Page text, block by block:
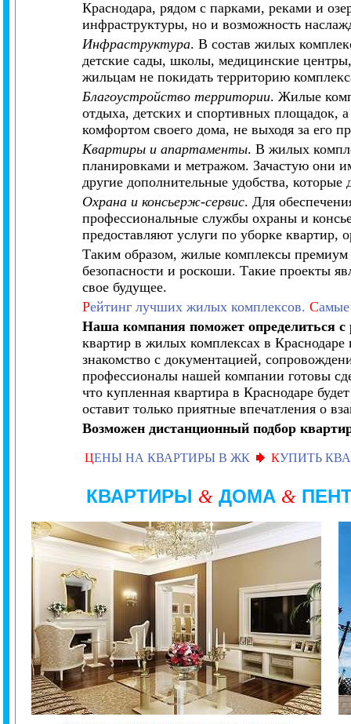
Краснодара, рядом с парками, реками и
инфраструктуры, но и возможность
Инфраструктура. В состав жилых
детские сады, школы, медицинские
жильцам не покидать территорию
Благоустройство территории. Жилые
отдыха, детских и спортивных площадок,
комфортом своего дома, не выходя за его
Квартиры и апартаменты. В жилых
планировками и метражом. Зачастую они
другие дополнительные удобства,
Охрана и консьерж-сервис. Для
профессиональные службы охраны и
предоставляют услуги по уборке квартир,
Таким образом, жилые комплексы премиум
безопасности и роскоши. Такие проекты
свое будущее.
Рейтинг лучших жилых комплексов. С
Наша компания поможет определиться с
квартир в жилых комплексах в
знакомство с документацией,
профессионалы нашей компании готовы
что купленная квартира в Краснодаре
оставит только приятные впечатления о
Возможен дистанционный подбор
ЦЕНЫ НА КВАРТИРЫ В ЖК КУПИТЬ
КВАРТИРЫ &ДОМА &